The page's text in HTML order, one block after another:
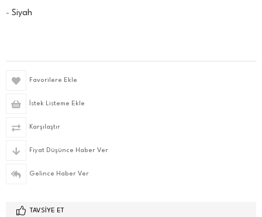
- Siyah
Favorilere Ekle
İstek Listeme Ekle
Karşılaştır
Fiyat Düşünce Haber Ver
Gelince Haber Ver
TAVSIYE ET